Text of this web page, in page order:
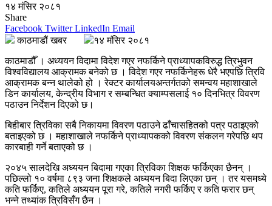
१४ मंसिर २०८१
Share
Facebook Twitter LinkedIn Email
काठमाडौं खबर
१४ मंसिर २०८१
काठमाडौँ । अध्ययन विदामा विदेश गएर नफर्किने प्राध्यापकविरुद्ध त्रिभुवन
विश्वविद्यालय आक्रामक बनेको छ । विदेश गएर नफर्किनेहरू धेरै भएपछि त्रिवि
आक्रामक बन्न थालेको हो । रेक्टर कार्यालयअन्तर्गतको समन्वय महाशाखाले
डिन कार्यालय, केन्द्रीय विभाग र सम्बन्धित क्याम्पसलाई १० दिनभित्र विवरण
पठाउन निर्देशन दिएको छ।
बिहीबार त्रिविका सबै निकायमा विवरण पठाउने ढाँचासहितको पत्र पठाइएको
बताइएको छ । महाशाखाले नफर्किने प्राध्यापकको विवरण संकलन गरेपछि थप
कारबाही गर्ने बताएको छ ।
२०४५ सालदेखि अध्ययन बिदामा गएका त्रिविका शिक्षक फर्किएका छैनन् ।
पछिल्लो १० वर्षमा ८९३ जना शिक्षकले अध्ययन बिदा लिएका छन् । तर यसमध्ये
कति फर्किए, कतिले अध्ययन पूरा गरे, कतिले नगरी फर्किए र कति फरार छन्
भन्ने तथ्यांक त्रिविसँग छैन ।